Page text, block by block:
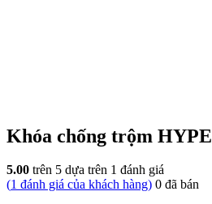
Khóa chống trộm
5.00 trên 5 dựa trên 1 đánh giá
(1 đánh giá của khách hàng) 0 đã bán